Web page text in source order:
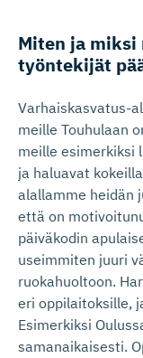
Miten ja
työntekijät
Varhaiskasvatus-
meille Touhulaan
meille esimerkiksi
ja haluavat
alallamme heidän
että on
päiväkodin
useimmiten juuri
ruokahuoltoon.
eri oppilaitoksille,
Esimerkiksi
samanaikaisesti.